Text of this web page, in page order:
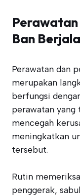
Ban
Perawatan dan
merupakan
berfungsi
perawatan yang
mencegah
meningkatkan
tersebut.
Rutin
penggerak,